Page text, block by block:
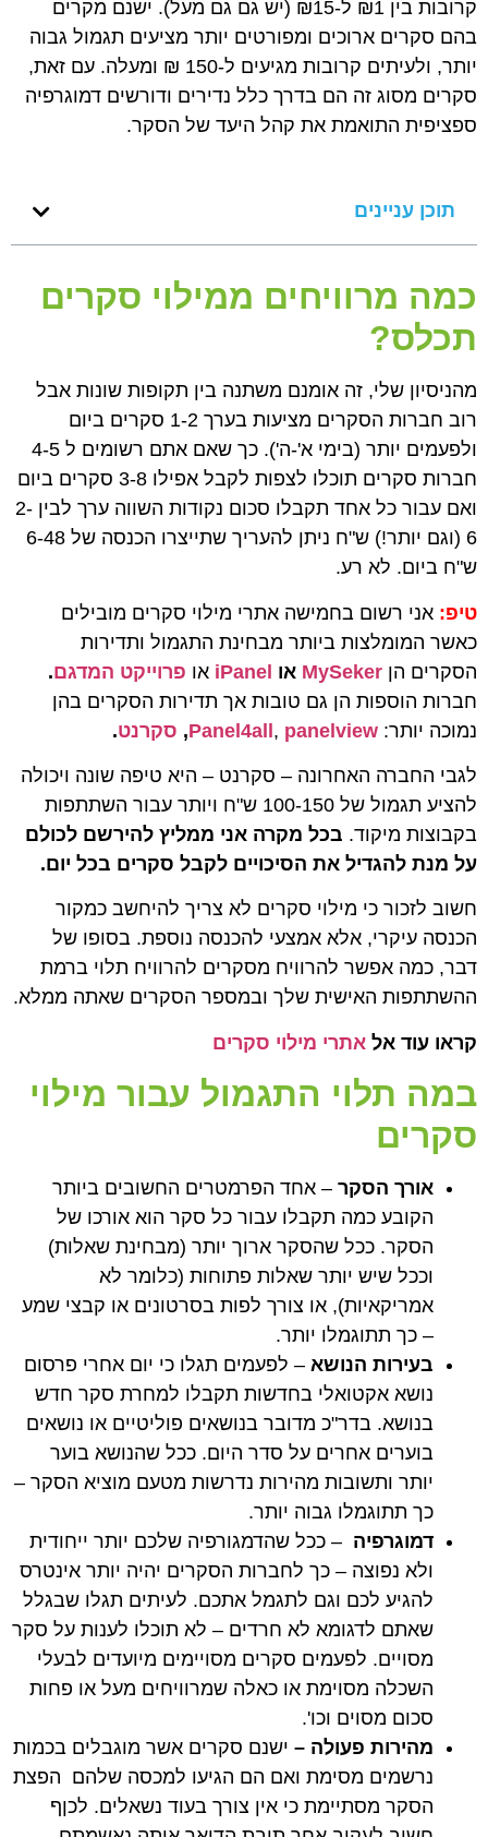
קרובות בין ₪1 ל-₪15 (יש גם גם מעל). ישנם מקרים
בהם סקרים ארוכים ומפורטים יותר מציעים תגמול גבוה
יותר, ולעיתים קרובות מגיעים ל-150 ₪ ומעלה. עם זאת,
סקרים מסוג זה הם בדרך כלל נדירים ודורשים דמוגרפיה
ספציפית התואמת את קהל היעד של הסקר.
תוכן עניינים
כמה מרוויחים ממילוי סקרים
תכלס?
מהניסיון שלי, זה אומנם משתנה בין תקופות שונות אבל
רוב חברות הסקרים מציעות בערך 1-2 סקרים ביום
ולפעמים יותר (בימי א'-ה'). כך שאם אתם רשומים ל 4-5
חברות סקרים תוכלו לצפות לקבל אפילו 3-8 סקרים ביום
ואם עבור כל אחד תקבלו סכום נקודות השווה ערך לבין 2-
6 (וגם יותר!) ש"ח ניתן להעריך שתייצרו הכנסה של 6-48
ש"ח ביום. לא רע.
טיפ: אני רשום בחמישה אתרי מילוי סקרים מובילים
כאשר המומלצות ביותר מבחינת התגמול ותדירות
הסקרים הן MySeker או iPanel או פרוייקט המדגם.
חברות הוספות הן גם טובות אך תדירות הסקרים בהן
נמוכה יותר:
Panel4all, panelview
, סקרנט.
לגבי החברה האחרונה – סקרנט – היא טיפה שונה ויכולה
להציע תגמול של 100-150 ש"ח ויותר עבור השתתפות
בקבוצות מיקוד. בכל מקרה אני ממליץ להירשם לכולם
על מנת להגדיל את הסיכויים לקבל סקרים בכל יום.
חשוב לזכור כי מילוי סקרים לא צריך להיחשב כמקור
הכנסה עיקרי, אלא אמצעי להכנסה נוספת. בסופו של
דבר, כמה אפשר להרוויח מסקרים להרוויח תלוי ברמת
ההשתתפות האישית שלך ובמספר הסקרים שאתה ממלא.
קראו עוד אל אתרי מילוי סקרים
במה תלוי התגמול עבור מילוי
סקרים
אורך הסקר – אחד הפרמטרים החשובים ביותר
הקובע כמה תקבלו עבור כל סקר הוא אורכו של
הסקר. ככל שהסקר ארוך יותר (מבחינת שאלות)
וככל שיש יותר שאלות פתוחות (כלומר לא
אמריקאיות), או צורך לפות בסרטונים או קבצי שמע
– כך תתוגמלו יותר.
בעירות הנושא – לפעמים תגלו כי יום אחרי פרסום
נושא אקטואלי בחדשות תקבלו למחרת סקר חדש
בנושא. בדר"כ מדובר בנושאים פוליטיים או נושאים
בוערים אחרים על סדר היום. ככל שהנושא בוער
יותר ותשובות מהירות נדרשות מטעם מוציא הסקר –
כך תתוגמלו גבוה יותר.
דמוגרפיה – ככל שהדמגורפיה שלכם יותר ייחודית
ולא נפוצה – כך לחברות הסקרים יהיה יותר אינטרס
להגיע לכם וגם לתגמל אתכם. לעיתים תגלו שבגלל
שאתם לדגומא לא חרדים – לא תוכלו לענות על סקר
מסויים. לפעמים סקרים מסויימים מיועדים לבעלי
השכלה מסוימת או כאלה שמרוויחים מעל או פחות
סכום מסוים וכו'.
מהירות פעולה – ישנם סקרים אשר מוגבלים בכמות
נרשמים מסימת ואם הם הגיעו למכסה שלהם הפצת
הסקר מסתיימת כי אין צורך בעוד נשאלים. לכןף